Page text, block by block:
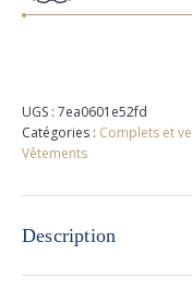
UGS : 7ea0601e52fd
Catégories : Complets et
Vêtements
Description